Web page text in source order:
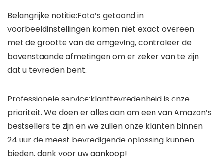
Belangrijke notitie:Foto’s getoond in
voorbeeldinstellingen komen niet exact overeen
met de grootte van de omgeving, controleer de
bovenstaande afmetingen om er zeker van te zijn
dat u tevreden bent.
Professionele service:klanttevredenheid is onze
prioriteit. We doen er alles aan om een ​​van Amazon’s
bestsellers te zijn en we zullen onze klanten binnen
24 uur de meest bevredigende oplossing kunnen
bieden. dank voor uw aankoop!